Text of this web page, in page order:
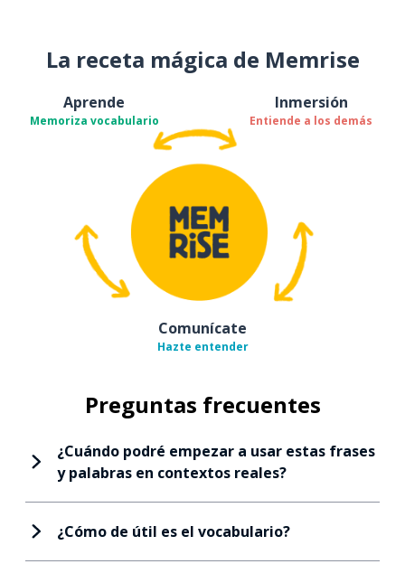
La receta mágica de Memrise
Aprende
Memoriza vocabulario
Inmersión
Entiende a los demás
Comunícate
Hazte entender
Preguntas frecuentes
¿Cuándo podré empezar a usar estas frases
y palabras en contextos reales?
¿Cómo de útil es el vocabulario?